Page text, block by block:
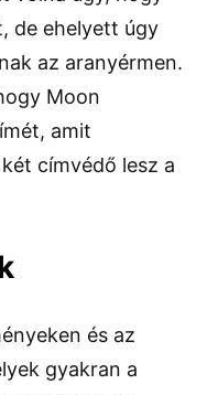
de ehelyett úgy
az aranyérmen.
Moon
amit
címvédő lesz a
és az
gyakran a